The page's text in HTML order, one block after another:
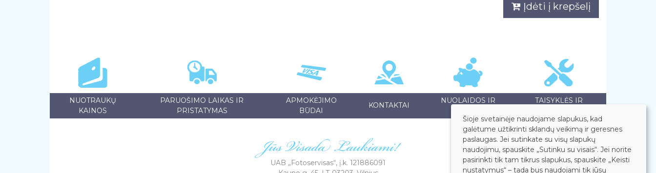
Įdėti į krepšelį
NUOTRAUKŲ
KAINOS
PARUOŠIMO LAIKAS IR
PRISTATYMAS
APMOKĖJIMO
BŪDAI
KONTAKTAI
NUOLAIDOS IR
TAISYKLĖS IR
UAB „Fotoservisas“, į.k. 121886091
Šioje svetainėje naudojame slapukus, kad
galėtume užtikrinti sklandų veikimą ir geresnes
paslaugas. Jei sutinkate su visų slapukų
naudojimu, spauskite „Sutinku su visais“. Jei norite
pasirinkti tik tam tikrus slapukus, spauskite „Keisti
nustatymus“ – tada bus naudojami tik jūsų